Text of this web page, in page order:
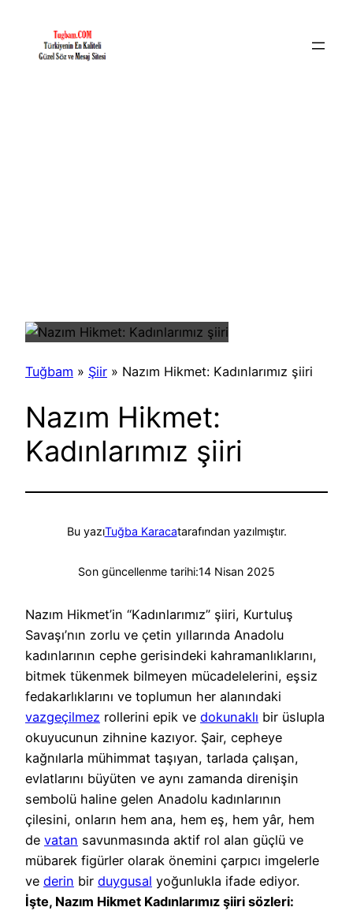
Tuğbam » Şiir » Nazım Hikmet: Kadınlarımız şiiri
Nazım Hikmet:
Kadınlarımız şiiri
Bu yazıTuğba Karacatarafından yazılmıştır.
Son güncellenme tarihi:14 Nisan 2025
Nazım Hikmet’in “Kadınlarımız” şiiri, Kurtuluş
Savaşı’nın zorlu ve çetin yıllarında Anadolu
kadınlarının cephe gerisindeki kahramanlıklarını,
bitmek tükenmek bilmeyen mücadelelerini, eşsiz
fedakarlıklarını ve toplumun her alanındaki
vazgeçilmez rollerini epik ve dokunaklı bir üslupla
okuyucunun zihnine kazıyor. Şair, cepheye
kağnılarla mühimmat taşıyan, tarlada çalışan,
evlatlarını büyüten ve aynı zamanda direnişin
sembolü haline gelen Anadolu kadınlarının
çilesini, onların hem ana, hem eş, hem yâr, hem
de vatan savunmasında aktif rol alan güçlü ve
mübarek figürler olarak önemini çarpıcı imgelerle
ve derin bir duygusal yoğunlukla ifade ediyor.
İşte, Nazım Hikmet Kadınlarımız şiiri sözleri: